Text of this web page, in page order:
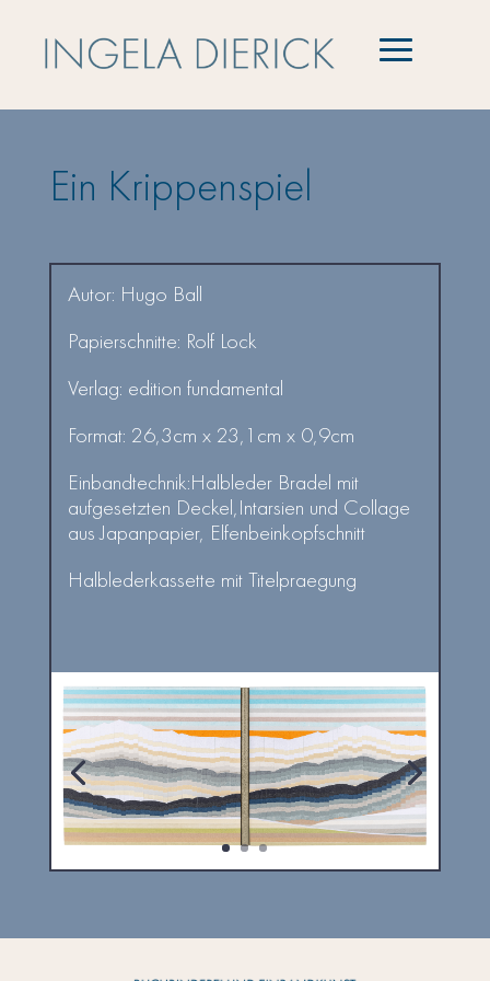
Ein Krippenspiel
Autor: Hugo Ball
Papierschnitte: Rolf Lock
Verlag: edition fundamental
Format: 26,3cm x 23,1cm x 0,9cm
​Einbandtechnik:Halbleder Bradel mit
aufgesetzten Deckel,Intarsien und Collage
aus Japanpapier, Elfenbeinkopfschnitt
Halblederkassette mit Titelpraegung